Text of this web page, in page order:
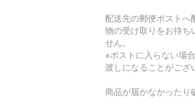
配送先の郵便ポストへ
物の受け取りをお待ち
せん。
※ポストに入らない場
渡しになることがござ
商品が届かなかったり